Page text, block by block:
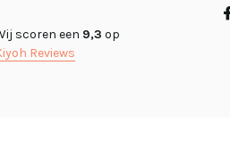
scoren een 9,3 op
Reviews